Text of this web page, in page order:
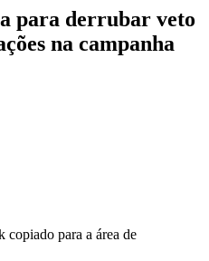
para derrubar veto
na campanha
copiado para a área de